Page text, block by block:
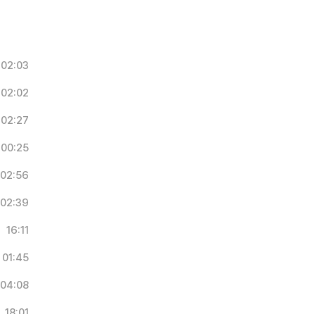
02:03
02:02
02:27
00:25
02:56
02:39
16:11
01:45
04:08